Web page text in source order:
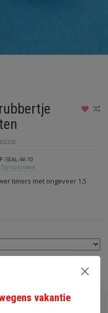
SEAL-W-10
Op voorraad
timers met ongeveer 1,5
€1,30
aan winkelwagen
vakantie